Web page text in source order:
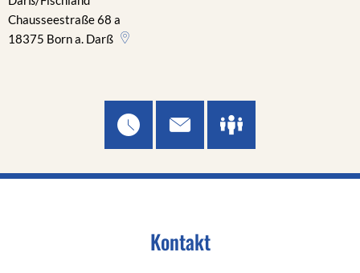
Chausseestraße 68 a
18375 Born a. Darß
Kontakt